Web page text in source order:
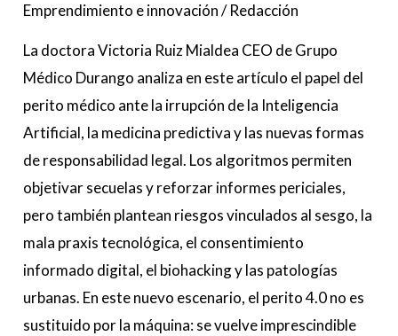
Emprendimiento e innovación/Redacción
La doctora Victoria Ruiz Mialdea CEO de Grupo
Médico Durango analiza en este artículo el papel del
perito médico ante la irrupción de la Inteligencia
Artificial, la medicina predictiva y las nuevas formas
de responsabilidad legal. Los algoritmos permiten
objetivar secuelas y reforzar informes periciales,
pero también plantean riesgos vinculados al sesgo, la
mala praxis tecnológica, el consentimiento
informado digital, el biohacking y las patologías
urbanas. En este nuevo escenario, el perito 4.0 no es
sustituido por la máquina: se vuelve imprescindible